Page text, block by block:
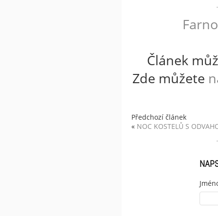
Článek
Zde můžete
Předchozí článek
« NOC KOSTELŮ S